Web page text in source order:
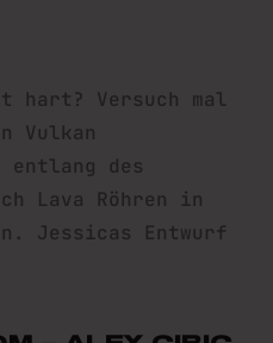
hart? Versuch mal
Vulkan
entlang des
Lava Röhren in
Jessicas Entwurf